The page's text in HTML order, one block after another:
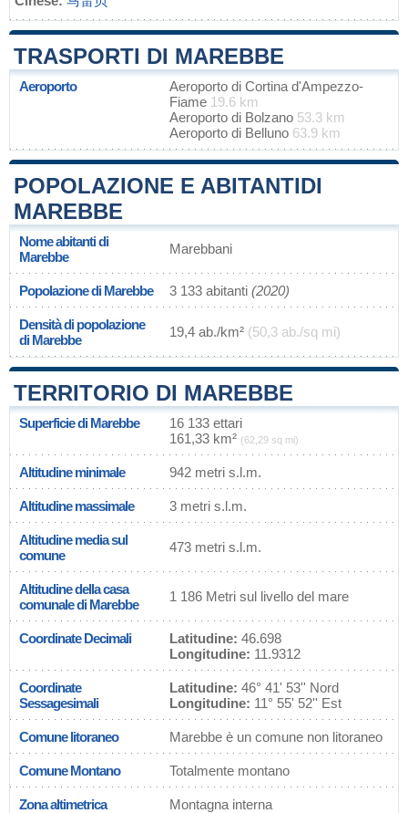
TRASPORTI DI MAREBBE
Aeroporto
Aeroporto di Cortina d'Ampezzo-
Fiame 19.6 km
Aeroporto di Bolzano 53.3 km
Aeroporto di Belluno 63.9 km
POPOLAZIONE E ABITANTIDI
MAREBBE
Nome abitanti di
Marebbe
Marebbani
Popolazione di Marebbe 3 133 abitanti (2020)
Densità di popolazione
di Marebbe
19,4 ab./km² (50,3 ab./sq mi)
TERRITORIO DI MAREBBE
Superficie di Marebbe
16 133 ettari
161,33 km² (62,29 sq mi)
Altitudine minimale 942 metri s.l.m.
Altitudine massimale 3 metri s.l.m.
Altitudine media sul
comune
473 metri s.l.m.
Altitudine della casa
comunale di Marebbe
1 186 Metri sul livello del mare
Coordinate Decimali Latitudine: 46.698
Longitudine: 11.9312
Coordinate
Sessagesimali
Latitudine: 46° 41' 53'' Nord
Longitudine: 11° 55' 52'' Est
Comune litoraneo Marebbe è un comune non litoraneo
Comune Montano Totalmente montano
Zona altimetrica Montagna interna